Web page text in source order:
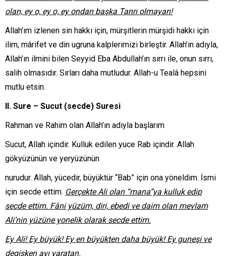
olan, ey o, ey o, ey ondan başka Tanrı olmayan!
Allah’ım izlenen sin hakkı için, mürşitlerin mürşidi hakkı için
ilim, mârifet ve din ugruna kalplerimizi birleştir. Allah’ın adıyla,
Allah’ın ilmini bilen Seyyid Eba Abdullah’ın sırrı ile, onun sırrı,
salih olmasıdır. Sırları daha mutludur. Allah-u Tealâ hepsini
mutlu etsin.
II. Sure – Sucut (secde) Suresi
Rahman ve Rahim olan Allah’ın adıyla başlarım
Sucut, Allah içindir. Kulluk edilen yuce Rab içindir. Allah
gökyüzünün ve yeryüzünün
nurudur. Allah, yücedir, büyüktür “Bab” için ona yöneldim. İsmi
için secde ettim. Gerçekte Ali olan “mana”ya kulluk edip
secde ettim. Fâni yüzüm, diri, ebedi ve daim olan mevlam
Ali’nin yüzüne yonelik olarak secde ettim.
Ey Ali! Ey büyük! Ey en büyükten daha büyük! Ey guneşi ve
degişken ayı yaratan.